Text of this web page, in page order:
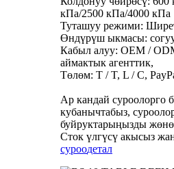
кПа/2500 кПа/4000 кПа
Туташуу режими:
Өндүрүш ыкмасы:
Кабыл алуу: OEM /
аймактык агенттик,
Төлөм: T / T, L / C,
Ар кандай суроолорго
кубанычтабыз,
буйруктарыңызды
Сток үлгүсү акысыз
суроодетал